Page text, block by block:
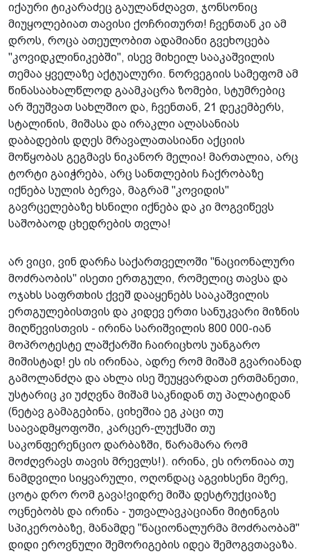
იქაური ტიკარაძეც გაულანძღავთ, ჯონსონიც
მიუყოლებიათ თავისი ქოჩრითურთ! ჩვენთან კი ამ
დროს, როცა ათეულობით ადამიანი გვეხოცება
"კოვიდკლინიკებში", ისევ მიხეილ სააკაშვილის
თემაა ყველაზე აქტუალური. ნორვეგიის სამეფომ ამ
წინასაახალწლოდ გაამკაცრა ზომები, სტუმრებიც
არ შეუშვათ სახლშიო და, ჩვენთან, 21 დეკემბერს,
სტალინის, მიშასა და ირაკლი ალასანიას
დაბადების დღეს მრავალათასიანი აქციის
მოწყობას გეგმავს ნიკანორ მელია! მართალია, არც
ტორტი გაიჭრება, არც სანთლების ჩაქრობაზე
იქნება სულის ბერვა, მაგრამ "კოვიდის"
გავრცელებაზე ხსნილი იქნება და კი მოგვიწევს
საშობაოდ ცხედრების თვლა!
არ ვიცი, ვინ დარჩა საქართველოში "ნაციონალური
მოძრაობის" ისეთი ერთგული, რომელიც თავსა და
ოჯახს საფრთხის ქვეშ დააყენებს სააკაშვილის
ერთგულებისთვის და კიდევ ერთი სანუკვარი მიზნის
მიღწევისთვის - ირინა სარიშვილის 800 000-იან
მოპროტესტე ლაშქარში ჩაირიცხოს უანგარო
მიშისტად! ეს ის ირინაა, ადრე რომ მიშამ გვარიანად
გამოლანძღა და ახლა ისე შეუყვარდათ ერთმანეთი,
უსტარიც კი უძღვნა მიშამ საკნიდან თუ პალატიდან
(ნეტავ გამაგებინა, ციხეშია ეგ კაცი თუ
საავადმყოფოში, კარცერ-ლუქსში თუ
საკონფერენციო დარბაზში, წარამარა რომ
მოძღვრავს თავის მრევლს!). ირინა, ეს ირონიაა თუ
ნამდვილი სიყვარული, ოღონდაც აგვიხსენი მერე,
ცოტა დრო რომ გავა!ვიდრე მიშა დესტრუქციაზე
ოცნებობს და ირინა - უთვალავკაციანი მიტინგის
სპიკერობაზე, მანამდე "ნაციონალურმა მოძრაობამ"
დიდი ეროვნული შემორიგების იდეა შემოგვთავაზა.